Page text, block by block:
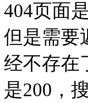
404页面
但是需要
经不存在
是200，